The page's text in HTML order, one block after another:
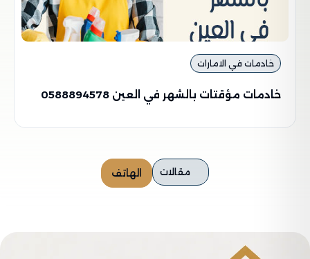
خادمات في الامارات
خادمات مؤقتات بالشهر في العين 0588894578
مقالات الهاتف